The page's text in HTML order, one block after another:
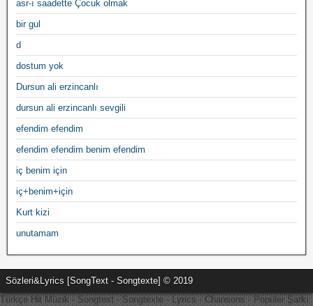
asr-ı saadette Çocuk olmak
bir gul
d
dostum yok
Dursun ali erzincanlı
dursun ali erzincanlı sevgili
efendim efendim
efendim efendim benim efendim
iç benim için
iç+benim+için
Kurt kizi
unutamam
Sözleri&Lyrics [SongText - Songtexte] © 2019
Türkçe Hit Müzik - Songtext - Songtexte - Lyrics - Chansons - Popüler Şarkı